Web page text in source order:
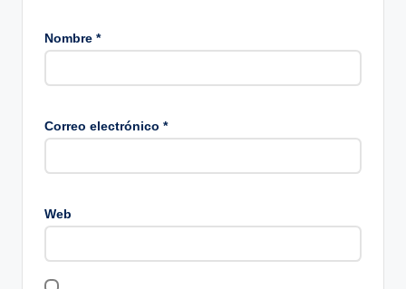
Nombre *
Correo electrónico *
Web